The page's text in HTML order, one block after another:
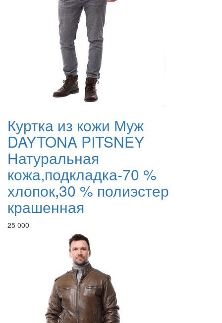
Куртка из кожи Муж
DAYTONA PITSNEY
Натуральная
кожа,подкладка-70 %
хлопок,30 % полиэстер
крашенная
25 000